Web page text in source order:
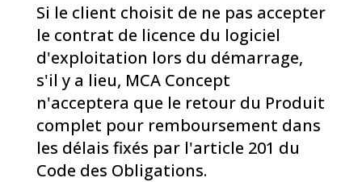
Si le client choisit de ne pas accepter
le contrat de licence du logiciel
d'exploitation lors du démarrage,
s'il y a lieu, MCA Concept
n'acceptera que le retour du Produit
complet pour remboursement dans
les délais fixés par l'article 201 du
Code des Obligations.